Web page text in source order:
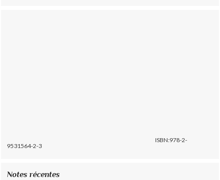
ISBN:978-2-
9531564-2-3
Notes récentes